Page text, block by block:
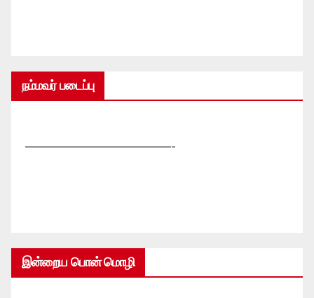
நம்மவர் படைப்பு
—————————————-
இன்றைய பொன் மொழி